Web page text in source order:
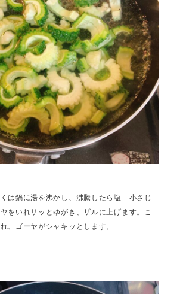
は鍋に湯を沸かし、沸騰したら塩 小さじ
をいれサッとゆがき、ザルに上げます。こ
、ゴーヤがシャキッとします。